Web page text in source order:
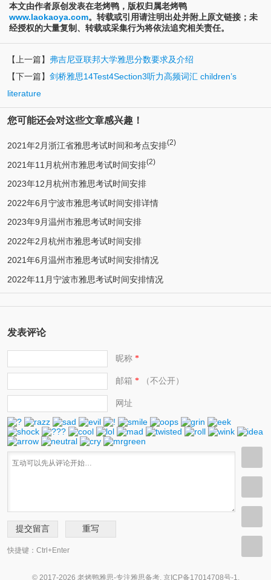
本文由作者原创发表在老烤鸭，版权归属老烤鸭
www.laokaoya.com。转载或引用请注明出处并附上原文链接；未
经授权的大量复制、转载或采集行为将依法追究相关责任。
【上一篇】 弗吉尼亚联邦大学雅思分数要求及介绍
【下一篇】 剑桥雅思14Test4Section3听力高频词汇 children’s
literature
您可能还会对这些文章感兴趣！
2021年2月浙江省雅思考试时间和考点安排(2)
2021年11月杭州市雅思考试时间安排(2)
2023年12月杭州市雅思考试时间安排
2022年6月宁波市雅思考试时间安排详情
2023年9月温州市雅思考试时间安排
2022年2月杭州市雅思考试时间安排
2021年6月温州市雅思考试时间安排情况
2022年11月宁波市雅思考试时间安排情况
发表评论
昵称*
邮箱 *（不公开）
网址
快捷键：Ctrl+Enter
© 2017-2026 老烤鸭雅思-专注雅思备考. 京ICP备17014708号-1